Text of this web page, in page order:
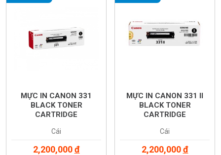
MỰC IN CANON 331
BLACK TONER
CARTRIDGE
Cái
2,200,000đ
MỰC IN CANON 331 II
BLACK TONER
CARTRIDGE
Cái
2,200,000đ